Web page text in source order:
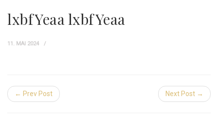
lxbfYeaa lxbfYeaa
11. MAI 2024
← Prev Post Next Post →